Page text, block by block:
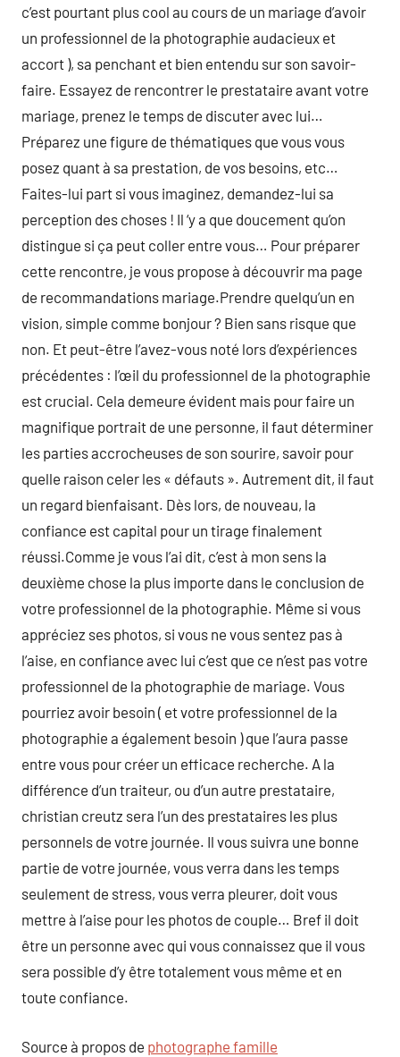
c’est pourtant plus cool au cours de un mariage d’avoir
un professionnel de la photographie audacieux et
accort ), sa penchant et bien entendu sur son savoir-
faire. Essayez de rencontrer le prestataire avant votre
mariage, prenez le temps de discuter avec lui…
Préparez une figure de thématiques que vous vous
posez quant à sa prestation, de vos besoins, etc…
Faites-lui part si vous imaginez, demandez-lui sa
perception des choses ! Il ‘y a que doucement qu’on
distingue si ça peut coller entre vous… Pour préparer
cette rencontre, je vous propose à découvrir ma page
de recommandations mariage.Prendre quelqu’un en
vision, simple comme bonjour ? Bien sans risque que
non. Et peut-être l’avez-vous noté lors d’expériences
précédentes : l’œil du professionnel de la photographie
est crucial. Cela demeure évident mais pour faire un
magnifique portrait de une personne, il faut déterminer
les parties accrocheuses de son sourire, savoir pour
quelle raison celer les « défauts ». Autrement dit, il faut
un regard bienfaisant. Dès lors, de nouveau, la
confiance est capital pour un tirage finalement
réussi.Comme je vous l’ai dit, c’est à mon sens la
deuxième chose la plus importe dans le conclusion de
votre professionnel de la photographie. Même si vous
appréciez ses photos, si vous ne vous sentez pas à
l’aise, en confiance avec lui c’est que ce n’est pas votre
professionnel de la photographie de mariage. Vous
pourriez avoir besoin ( et votre professionnel de la
photographie a également besoin ) que l’aura passe
entre vous pour créer un efficace recherche. A la
différence d’un traiteur, ou d’un autre prestataire,
christian creutz sera l’un des prestataires les plus
personnels de votre journée. Il vous suivra une bonne
partie de votre journée, vous verra dans les temps
seulement de stress, vous verra pleurer, doit vous
mettre à l’aise pour les photos de couple… Bref il doit
être un personne avec qui vous connaissez que il vous
sera possible d’y être totalement vous même et en
toute confiance.
Source à propos de photographe famille